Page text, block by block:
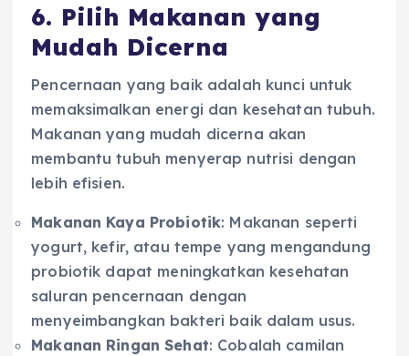
6. Pilih Makanan yang
Mudah Dicerna
Pencernaan yang baik adalah kunci untuk
memaksimalkan energi dan kesehatan tubuh.
Makanan yang mudah dicerna akan
membantu tubuh menyerap nutrisi dengan
lebih efisien.
Makanan Kaya Probiotik: Makanan seperti
yogurt, kefir, atau tempe yang mengandung
probiotik dapat meningkatkan kesehatan
saluran pencernaan dengan
menyeimbangkan bakteri baik dalam usus.
Makanan Ringan Sehat: Cobalah camilan